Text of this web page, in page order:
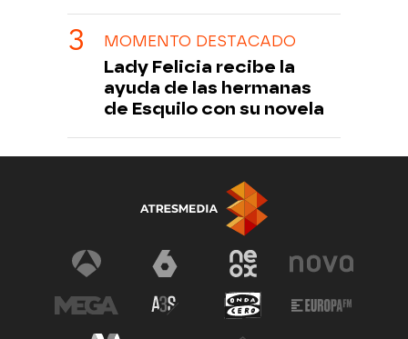
MOMENTO DESTACADO
Lady Felicia recibe la
ayuda de las hermanas
de Esquilo con su novela